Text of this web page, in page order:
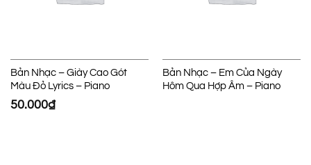
Bản Nhạc – Giày Cao Gót
Màu Đỏ Lyrics – Piano
50.000₫
Bản Nhạc – Em Của Ngày
Hôm Qua Hợp Âm – Piano